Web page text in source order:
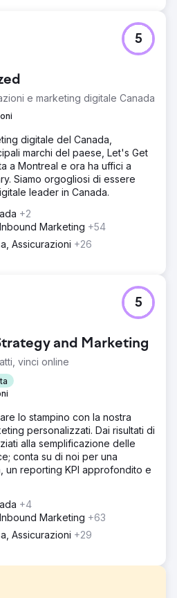
e marketing digitale Canada
5
digitale del Canada,
marchi del paese, Let's Get
a Montreal e ora ha uffici a
Siamo orgogliosi di essere
leader in Canada.
+2
Marketing +54
Assicurazioni +26
and Marketing
vinci online
5
lo stampino con la nostra
personalizzati. Dai risultati di
alla semplificazione delle
conta su di noi per una
un reporting KPI approfondito e
+4
Marketing +63
Assicurazioni +29